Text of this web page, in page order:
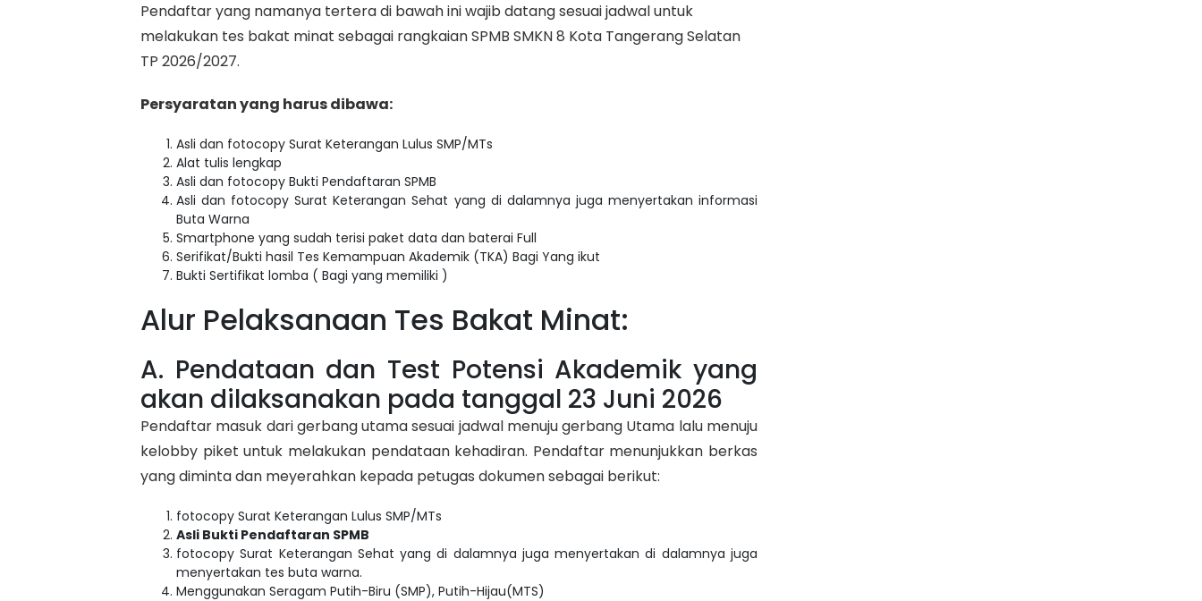
Pendaftar yang namanya tertera di bawah ini wajib datang sesuai jadwal untuk
melakukan tes bakat minat sebagai rangkaian SPMB SMKN 8 Kota Tangerang Selatan
TP 2026/2027.
Persyaratan yang harus dibawa:
Asli dan fotocopy Surat Keterangan Lulus SMP/MTs
Alat tulis lengkap
Asli dan fotocopy Bukti Pendaftaran SPMB
Asli dan fotocopy Surat Keterangan Sehat yang di dalamnya juga menyertakan informasi
Buta Warna
Smartphone yang sudah terisi paket data dan baterai Full
Serifikat/Bukti hasil Tes Kemampuan Akademik (TKA) Bagi Yang ikut
Bukti Sertifikat lomba ( Bagi yang memiliki )
Alur Pelaksanaan Tes Bakat Minat:
A. Pendataan dan Test Potensi Akademik yang
akan dilaksanakan pada tanggal 23 Juni 2026
Pendaftar masuk dari gerbang utama sesuai jadwal menuju gerbang Utama lalu menuju
kelobby piket untuk melakukan pendataan kehadiran. Pendaftar menunjukkan berkas
yang diminta dan meyerahkan kepada petugas dokumen sebagai berikut:
fotocopy Surat Keterangan Lulus SMP/MTs
Asli Bukti Pendaftaran SPMB
fotocopy Surat Keterangan Sehat yang di dalamnya juga menyertakan di dalamnya juga
menyertakan tes buta warna.
Menggunakan Seragam Putih-Biru (SMP), Putih-Hijau(MTS)